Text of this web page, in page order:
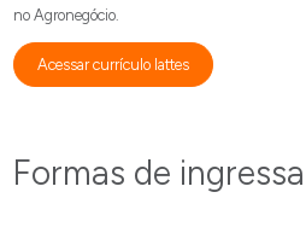
no Agronegócio.
Acessar currículo lattes
Formas de